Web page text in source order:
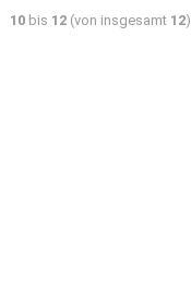
10bis 12(von insgesamt 12)